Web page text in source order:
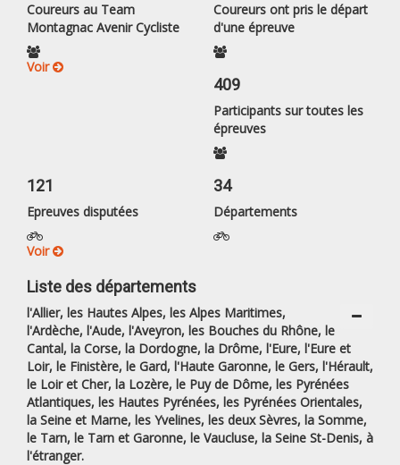
Coureurs au Team
Montagnac Avenir Cycliste
Voir
Coureurs ont pris le départ
d'une épreuve
409
Participants sur toutes les
épreuves
121
Epreuves disputées
Voir
34
Départements
Liste des départements
l'Allier, les Hautes Alpes, les Alpes Maritimes,
l'Ardèche, l'Aude, l'Aveyron, les Bouches du Rhône, le
Cantal, la Corse, la Dordogne, la Drôme, l'Eure, l'Eure et
Loir, le Finistère, le Gard, l'Haute Garonne, le Gers, l'Hérault,
le Loir et Cher, la Lozère, le Puy de Dôme, les Pyrénées
Atlantiques, les Hautes Pyrénées, les Pyrénées Orientales,
la Seine et Marne, les Yvelines, les deux Sèvres, la Somme,
le Tarn, le Tarn et Garonne, le Vaucluse, la Seine St-Denis, à
l'étranger.